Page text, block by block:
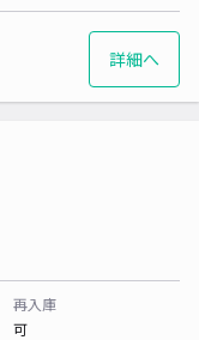
詳細へ
再入庫
可